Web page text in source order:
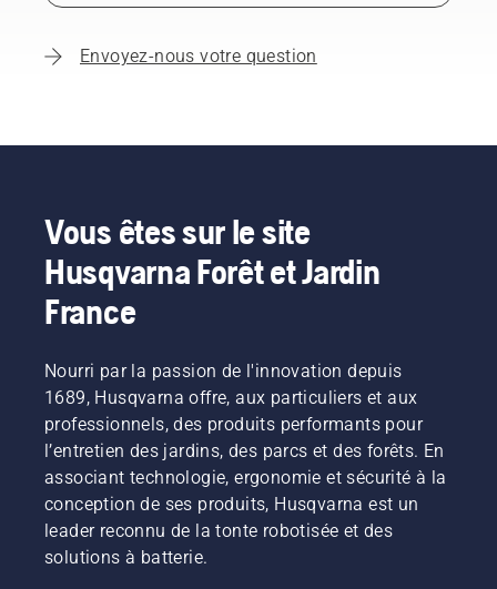
Envoyez-nous votre question
Vous êtes sur le site
Husqvarna Forêt et Jardin
France
Nourri par la passion de l'innovation depuis
1689, Husqvarna offre, aux particuliers et aux
professionnels, des produits performants pour
l’entretien des jardins, des parcs et des forêts. En
associant technologie, ergonomie et sécurité à la
conception de ses produits, Husqvarna est un
leader reconnu de la tonte robotisée et des
solutions à batterie.